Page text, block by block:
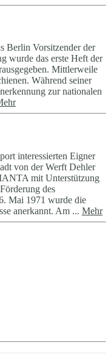
Berlin Vorsitzender der
wurde das erste Heft der
Mittlerweile
Während seiner
zur nationalen
interessierten Eigner
von der Werft Dehler
mit Unterstützung
des
Mai 1971 wurde die
anerkannt. Am ... Mehr